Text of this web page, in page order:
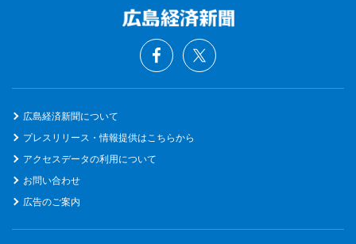
広島経済新聞について
プレスリリース・情報提供はこちらから
アクセスデータの利用について
お問い合わせ
広告のご案内